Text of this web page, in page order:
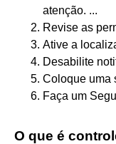
atenção. ...
Revise as
Ative a
Desabilite
Coloque uma
Faça um
O que é